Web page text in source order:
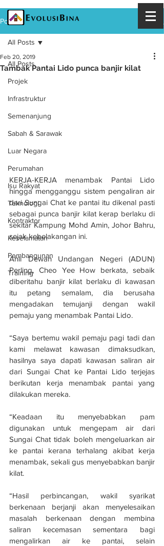
Post
All Posts
Projek
Infrastruktur
Semenanjung
Sabah & Sarawak
Luar Negara
Perumahan
Isu Rakyat
Teknologi
Kontraktor
Keselamatan
Pembangunan
Training
All Posts
Tambak Pantai Lido punca banjir kilat
Feb 20, 2019
KERJA-KERJA menambak Pantai Lido
hingga mengganggu sistem pengaliran air
dari Sungai Chat ke pantai itu dikenal pasti
sebagai punca banjir kilat kerap berlaku di
sekitar Kampung Mohd Amin, Johor Bahru,
sejak kebelakangan ini.
Ahli Dewan Undangan Negeri (ADUN)
Perling, Cheo Yee How berkata, sebaik
diberitahu banjir kilat berlaku di kawasan
itu petang semalam, dia berusaha
mengadakan temujanji dengan wakil
pemaju yang menambak Pantai Lido.
“Saya bertemu wakil pemaju pagi tadi dan
kami melawat kawasan dimaksudkan,
hasilnya saya dapati kawasan saliran air
dari Sungai Chat ke Pantai Lido terjejas
berikutan kerja menambak pantai yang
dilakukan mereka.
“Keadaan itu menyebabkan pam
digunakan untuk mengepam air dari
Sungai Chat tidak boleh mengeluarkan air
ke pantai kerana terhalang akibat kerja
menambak, sekali gus menyebabkan banjir
kilat.
“Hasil perbincangan, wakil syarikat
berkenaan berjanji akan menyelesaikan
masalah berkenaan dengan membina
saliran kecemasan sementara bagi
mengalirkan air ke pantai, selain